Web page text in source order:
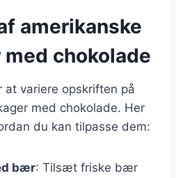
amerikanske
chokolade
at variere opskriften på
med chokolade. Her
du kan tilpasse dem:
bær: Tilsæt friske bær